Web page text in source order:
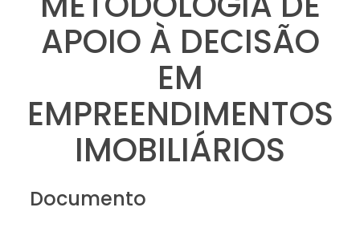
APOIO À DECISÃO
EM
EMPREENDIMENTOS
IMOBILIÁRIOS
Documento